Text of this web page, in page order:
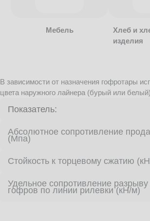
Мебель
Хлеб и
изделия
В зависимости от назначения гофротары
цвета наружного лайнера (бурый или
Показатель:
Абсолютное сопротивление
(Мпа)
Стойкость к торцевому сжатию
Удельное сопротивление
гофров по линии рилевки (кН/м)